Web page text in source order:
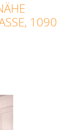
1090 W